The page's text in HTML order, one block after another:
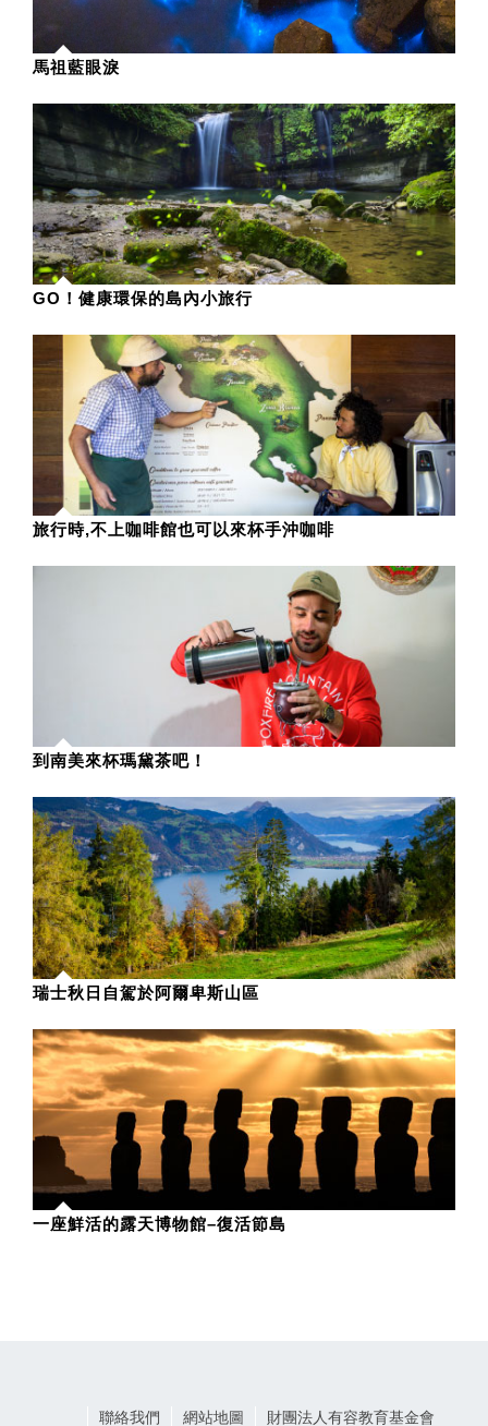
馬祖藍眼淚
GO！健康環保的島內小旅行
旅行時,不上咖啡館也可以來杯手沖咖啡
到南美來杯瑪黛茶吧！
瑞士秋日自駕於阿爾卑斯山區
一座鮮活的露天博物館–復活節島
聯絡我們 網站地圖 財團法人有容教育基金會